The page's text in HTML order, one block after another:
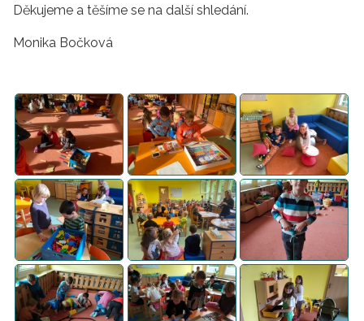
Děkujeme a těšíme se na další shledání.
Monika Bočková